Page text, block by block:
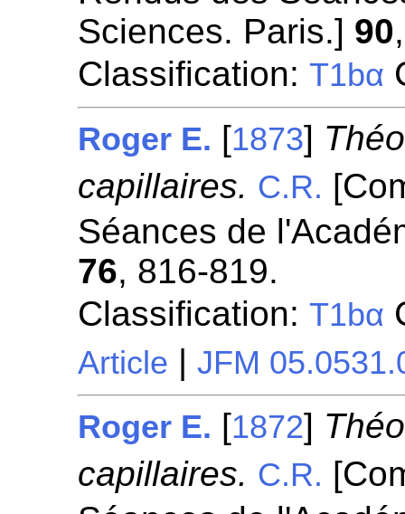
Sciences. Paris.] 90
Classification:T1bα
Roger E. [1873]
capillaires. C.R.
Séances de
76, 816-819.
Classification:T1bα
Article |JFM
Roger E. [1872]
capillaires. C.R.